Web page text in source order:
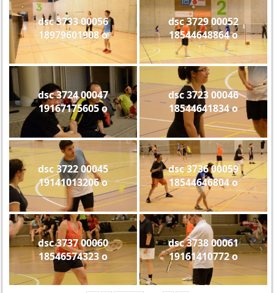
dsc 3733 00056
18979601908 o
dsc 3729 00052
18544648864 o
dsc 3724 00047
19167175605 o
dsc 3723 00046
18544641834 o
dsc 3722 00045
19141013206 o
dsc 3736 00059
18544646804 o
dsc 3737 00060
18546574323 o
dsc 3738 00061
19161410772 o